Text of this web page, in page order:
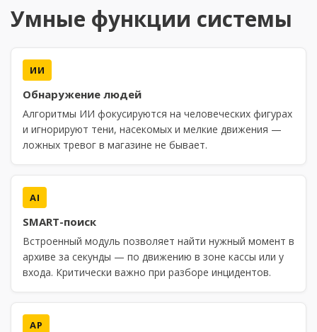
Умные функции системы
ИИ
Обнаружение людей
Алгоритмы ИИ фокусируются на человеческих фигурах
и игнорируют тени, насекомых и мелкие движения —
ложных тревог в магазине не бывает.
AI
SMART-поиск
Встроенный модуль позволяет найти нужный момент в
архиве за секунды — по движению в зоне кассы или у
входа. Критически важно при разборе инцидентов.
AP